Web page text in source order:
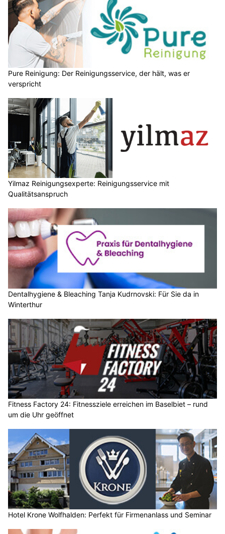
Pure Reinigung: Der Reinigungsservice, der hält, was er
verspricht
Yilmaz Reinigungsexperte: Reinigungsservice mit
Qualitätsanspruch
Dentalhygiene & Bleaching Tanja Kudrnovski: Für Sie da in
Winterthur
Fitness Factory 24: Fitnessziele erreichen im Baselbiet – rund
um die Uhr geöffnet
Hotel Krone Wolfhalden: Perfekt für Firmenanlass und Seminar